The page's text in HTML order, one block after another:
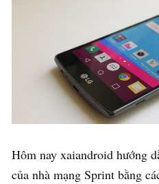
Hôm nay xaiandroid hướng
của nhà mạng Sprint bằng